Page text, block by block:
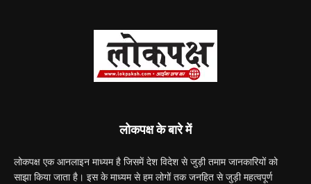
लोकपक्ष के बारे में
लोकपक्ष एक आनलाइन माध्यम है जिसमें देश विदेश से जुड़ी तमाम जानकारियों को
साझा किया जाता है। इस के माध्यम से हम लोगों तक जनहित से जुड़ी महत्वपूर्ण